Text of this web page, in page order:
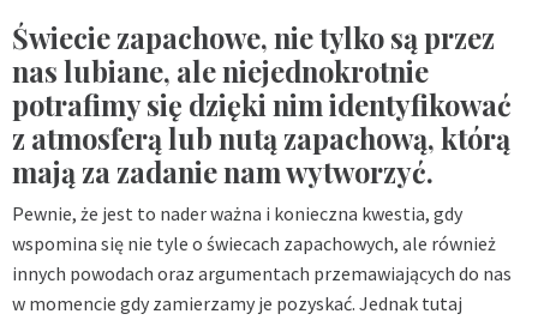
Świecie zapachowe, nie tylko są przez
nas lubiane, ale niejednokrotnie
potrafimy się dzięki nim identyfikować
z atmosferą lub nutą zapachową, którą
mają za zadanie nam wytworzyć.
Pewnie, że jest to nader ważna i konieczna kwestia, gdy
wspomina się nie tyle o świecach zapachowych, ale również
innych powodach oraz argumentach przemawiających do nas
w momencie gdy zamierzamy je pozyskać. Jednak tutaj